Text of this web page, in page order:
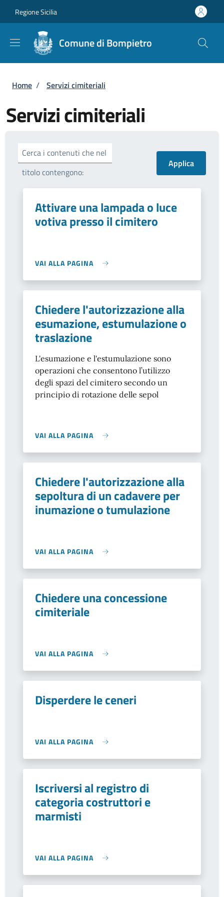
Regione Sicilia
Comune di Bompietro
Briciole di pane
Home / Servizi cimiteriali
Servizi cimiteriali
Cerca i contenuti che nel
titolo contengono:
Attivare una lampada o luce
votiva presso il cimitero
VAI ALLA PAGINA
Chiedere l'autorizzazione alla
esumazione, estumulazione o
traslazione
L'esumazione e l'estumulazione sono
operazioni che consentono l’utilizzo
degli spazi del cimitero secondo un
principio di rotazione delle sepol
VAI ALLA PAGINA
Chiedere l'autorizzazione alla
sepoltura di un cadavere per
inumazione o tumulazione
VAI ALLA PAGINA
Chiedere una concessione
cimiteriale
VAI ALLA PAGINA
Disperdere le ceneri
VAI ALLA PAGINA
Iscriversi al registro di
categoria costruttori e
marmisti
VAI ALLA PAGINA